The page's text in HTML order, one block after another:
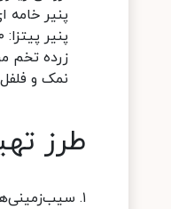
پنیر خامه ای: ۱۰۰
پنیر پیتزا: ۱۰۰ گرم
زرده تخم مرغ: ۱
نمک و فلفل:
طرز
۱. سیب‌زمینی‌ها را بپزید، پیاز را خرد کنید و در مقداری روغن تفت دهید تا طلایی شود.